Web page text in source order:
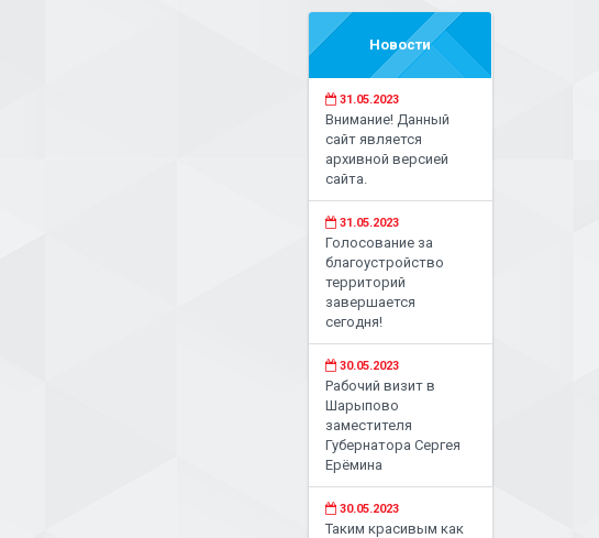
Новости
31.05.2023
Внимание! Данный
сайт является
архивной версией
сайта.
31.05.2023
Голосование за
благоустройство
территорий
завершается
сегодня!
30.05.2023
Рабочий визит в
Шарыпово
заместителя
Губернатора Сергея
Ерёмина
30.05.2023
Таким красивым как